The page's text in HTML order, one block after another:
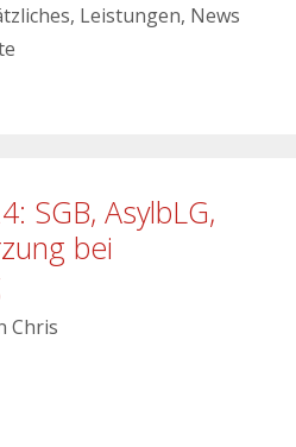
, Leistungen, News
SGB, AsylbLG,
bei
Chris